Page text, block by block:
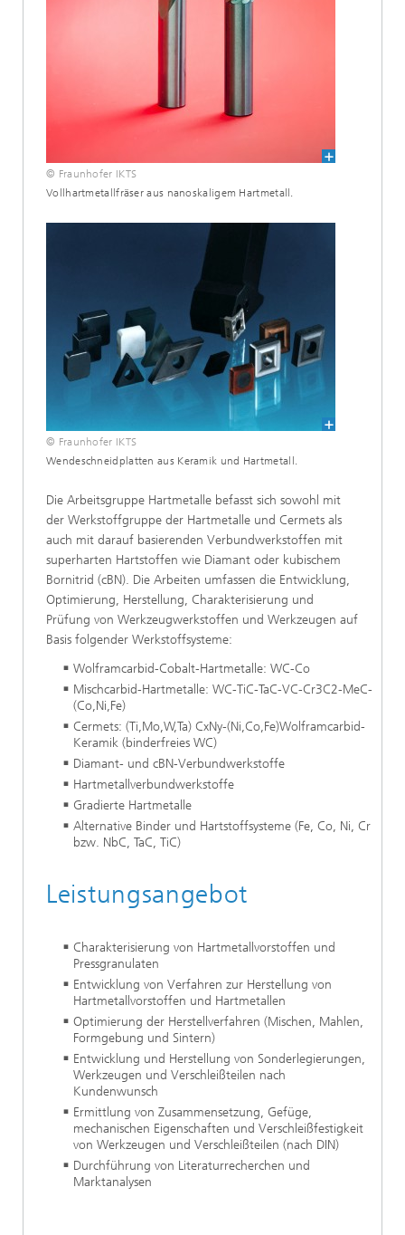
© Fraunhofer IKTS
Vollhartmetallfräser aus nanoskaligem Hartmetall.
© Fraunhofer IKTS
Wendeschneidplatten aus Keramik und Hartmetall.
Die Arbeitsgruppe Hartmetalle befasst sich sowohl mit
der Werkstoffgruppe der Hartmetalle und Cermets als
auch mit darauf basierenden Verbundwerkstoffen mit
superharten Hartstoffen wie Diamant oder kubischem
Bornitrid (cBN). Die Arbeiten umfassen die Entwicklung,
Optimierung, Herstellung, Charakterisierung und
Prüfung von Werkzeugwerkstoffen und Werkzeugen auf
Basis folgender Werkstoffsysteme:
Wolframcarbid-Cobalt-Hartmetalle: WC-Co
Mischcarbid-Hartmetalle: WC-TiC-TaC-VC-Cr3C2-MeC-
(Co,Ni,Fe)
Cermets: (Ti,Mo,W,Ta) CxNy-(Ni,Co,Fe)Wolframcarbid-
Keramik (binderfreies WC)
Diamant- und cBN-Verbundwerkstoffe
Hartmetallverbundwerkstoffe
Gradierte Hartmetalle
Alternative Binder und Hartstoffsysteme (Fe, Co, Ni, Cr
bzw. NbC, TaC, TiC)
Leistungsangebot
Charakterisierung von Hartmetallvorstoffen und
Pressgranulaten
Entwicklung von Verfahren zur Herstellung von
Hartmetallvorstoffen und Hartmetallen
Optimierung der Herstellverfahren (Mischen, Mahlen,
Formgebung und Sintern)
Entwicklung und Herstellung von Sonderlegierungen,
Werkzeugen und Verschleißteilen nach
Kundenwunsch
Ermittlung von Zusammensetzung, Gefüge,
mechanischen Eigenschaften und Verschleißfestigkeit
von Werkzeugen und Verschleißteilen (nach DIN)
Durchführung von Literaturrecherchen und
Marktanalysen